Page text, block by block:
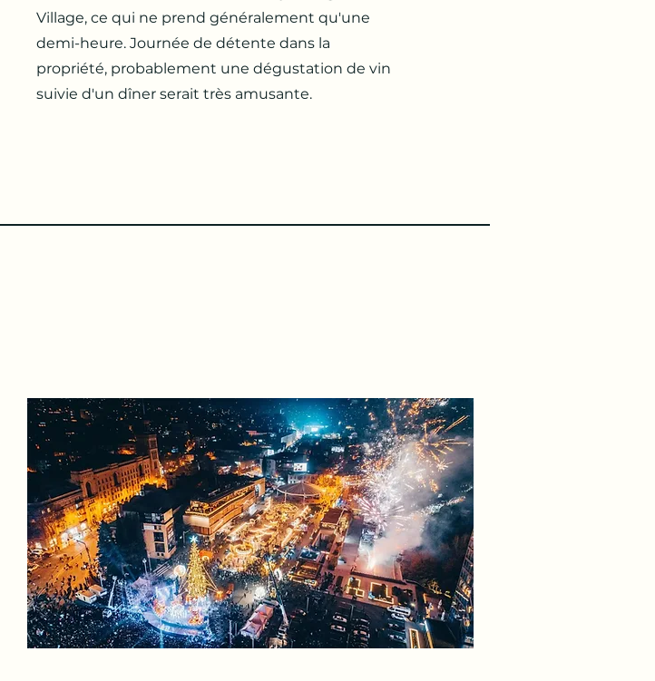
Village, ce qui ne prend généralement qu'une
demi-heure. Journée de détente dans la
propriété, probablement une dégustation de vin
suivie d'un dîner serait très amusante.